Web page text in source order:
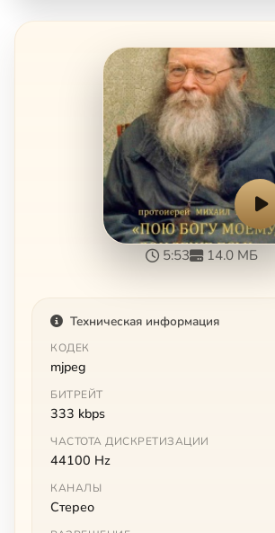
5:53 14.0 МБ
Техническая информация
КОДЕК
mjpeg
БИТРЕЙТ
333 kbps
ЧАСТОТА ДИСКРЕТИЗАЦИИ
44100 Hz
КАНАЛЫ
Стерео